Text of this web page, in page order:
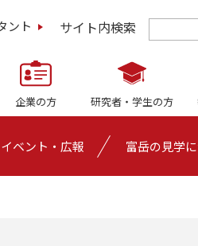
企業の方 研究者・ 学生の方
イベント・広報 富岳の見学
ント サイト内検索